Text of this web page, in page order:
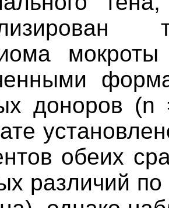
доноров
обеих
различий по